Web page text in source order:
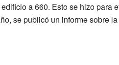
a 660. Esto se hizo para
se publicó un informe sobre